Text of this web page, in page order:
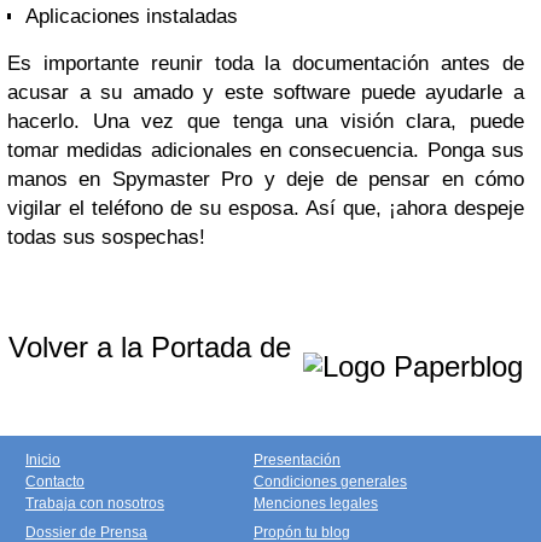
Aplicaciones instaladas
Es importante reunir toda la documentación antes de
acusar a su amado y este software puede ayudarle a
hacerlo. Una vez que tenga una visión clara, puede
tomar medidas adicionales en consecuencia. Ponga sus
manos en Spymaster Pro y deje de pensar en cómo
vigilar el teléfono de su esposa. Así que, ¡ahora despeje
todas sus sospechas!
Volver a la Portada de
Inicio
Contacto
Trabaja con nosotros
Presentación
Condiciones generales
Menciones legales
Dossier de Prensa
Propón tu blog